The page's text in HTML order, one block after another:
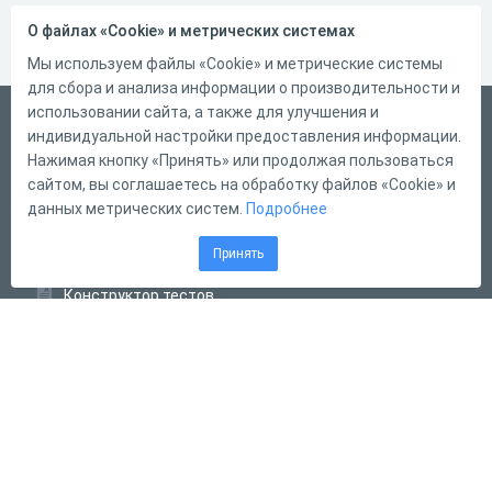
Русский
Справка
Форма обратной связи
Конструктор тестов
О файлах «Cookie» и метрических системах
Мы используем файлы «Cookie» и метрические системы
для сбора и анализа информации о производительности и
использовании сайта, а также для улучшения и
индивидуальной настройки предоставления информации.
Нажимая кнопку «Принять» или продолжая пользоваться
сайтом, вы соглашаетесь на обработку файлов «Cookie» и
данных метрических систем. Подробнее
Принять